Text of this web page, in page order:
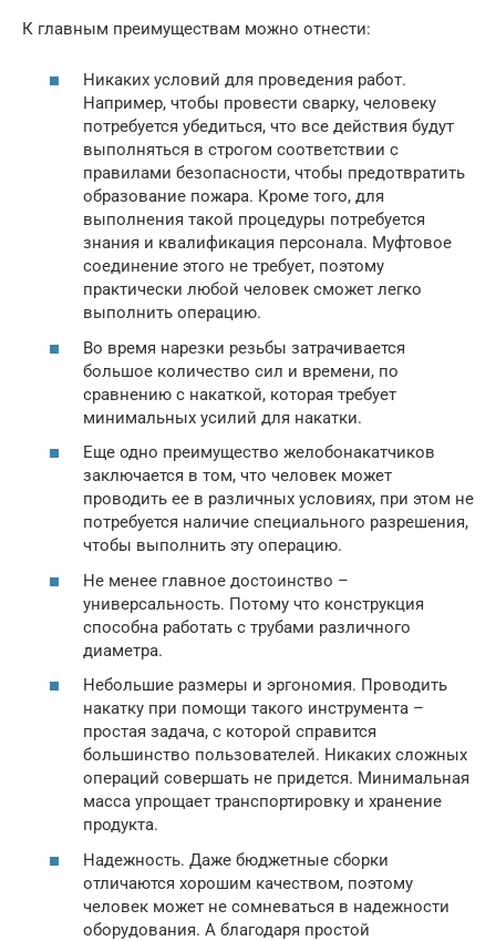
К главным преимуществам можно отнести:
Никаких условий для проведения работ.
Например, чтобы провести сварку, человеку
потребуется убедиться, что все действия будут
выполняться в строгом соответствии с
правилами безопасности, чтобы предотвратить
образование пожара. Кроме того, для
выполнения такой процедуры потребуется
знания и квалификация персонала. Муфтовое
соединение этого не требует, поэтому
практически любой человек сможет легко
выполнить операцию.
Во время нарезки резьбы затрачивается
большое количество сил и времени, по
сравнению с накаткой, которая требует
минимальных усилий для накатки.
Еще одно преимущество желобонакатчиков
заключается в том, что человек может
проводить ее в различных условиях, при этом не
потребуется наличие специального разрешения,
чтобы выполнить эту операцию.
Не менее главное достоинство –
универсальность. Потому что конструкция
способна работать с трубами различного
диаметра.
Небольшие размеры и эргономия. Проводить
накатку при помощи такого инструмента –
простая задача, с которой справится
большинство пользователей. Никаких сложных
операций совершать не придется. Минимальная
масса упрощает транспортировку и хранение
продукта.
Надежность. Даже бюджетные сборки
отличаются хорошим качеством, поэтому
человек может не сомневаться в надежности
оборудования. А благодаря простой